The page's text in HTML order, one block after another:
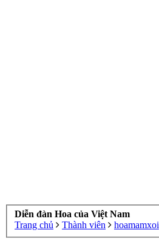
Diễn đàn Hoa của Việt Nam
Trang chủ
Thành viên hoamamxoi